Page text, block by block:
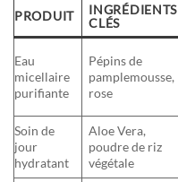
PRODUIT
INGRÉDIENTS
CLÉS
Eau
micellaire
purifiante
Pépins de
pamplemousse,
rose
Soin de
jour
hydratant
Aloe Vera,
poudre de riz
végétale